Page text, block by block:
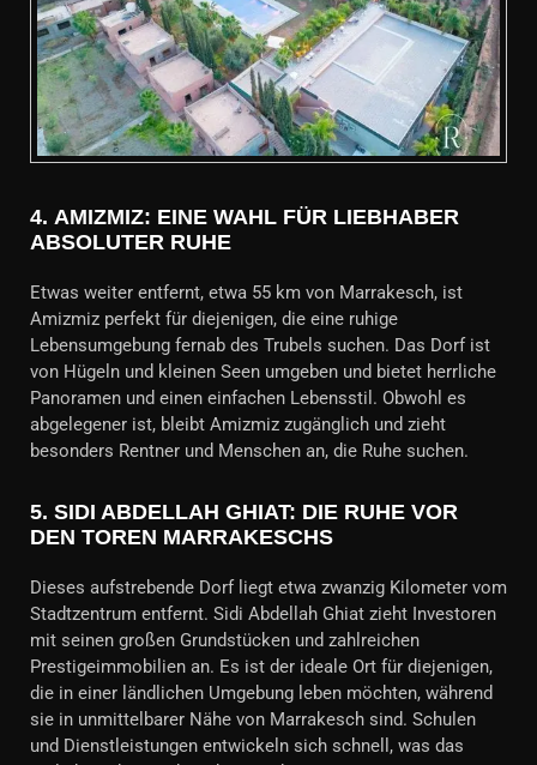
4. AMIZMIZ: EINE WAHL FÜR LIEBHABER
ABSOLUTER RUHE
Etwas weiter entfernt, etwa 55 km von Marrakesch, ist
Amizmiz perfekt für diejenigen, die eine ruhige
Lebensumgebung fernab des Trubels suchen. Das Dorf ist
von Hügeln und kleinen Seen umgeben und bietet herrliche
Panoramen und einen einfachen Lebensstil. Obwohl es
abgelegener ist, bleibt Amizmiz zugänglich und zieht
besonders Rentner und Menschen an, die Ruhe suchen.
5. SIDI ABDELLAH GHIAT: DIE RUHE VOR
DEN TOREN MARRAKESCHS
Dieses aufstrebende Dorf liegt etwa zwanzig Kilometer vom
Stadtzentrum entfernt. Sidi Abdellah Ghiat zieht Investoren
mit seinen großen Grundstücken und zahlreichen
Prestigeimmobilien an. Es ist der ideale Ort für diejenigen,
die in einer ländlichen Umgebung leben möchten, während
sie in unmittelbarer Nähe von Marrakesch sind. Schulen
und Dienstleistungen entwickeln sich schnell, was das